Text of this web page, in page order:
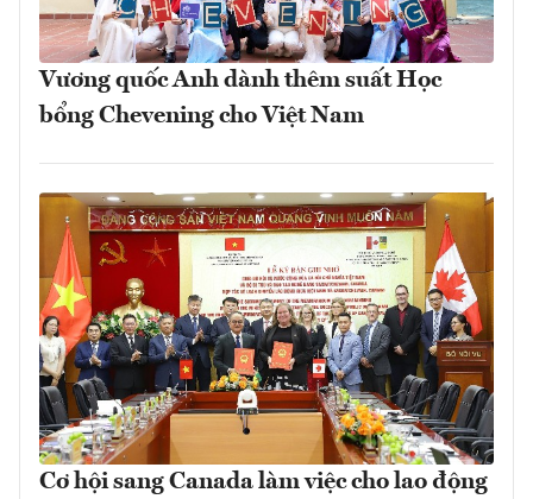
Vương quốc Anh dành thêm suất Học
bổng Chevening cho Việt Nam
Cơ hội sang Canada làm việc cho lao động